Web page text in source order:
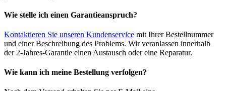
Wie stelle ich einen Garantieanspruch?
Kontaktieren Sie unseren Kundenservice mit Ihrer Bestellnummer
und einer Beschreibung des Problems. Wir veranlassen innerhalb
der 2-Jahres-Garantie einen Austausch oder eine Reparatur.
Wie kann ich meine Bestellung verfolgen?